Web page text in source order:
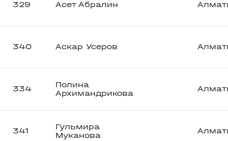
329 Асет Абралин
340 Аскар Усеров
334
Полина
Архимандрикова
341
Гульмира
Муканова